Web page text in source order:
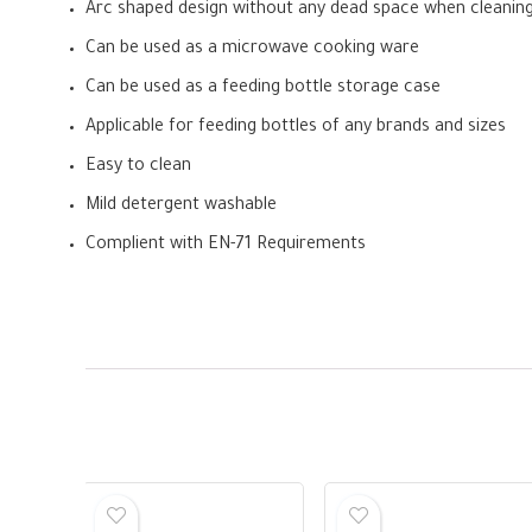
Arc shaped design without any dead space when
Can be used as a microwave cooking ware
Can be used as a feeding bottle storage case
Applicable for feeding bottles of any brands and sizes
Easy to clean
Mild detergent washable
Complient with EN-71 Requirements